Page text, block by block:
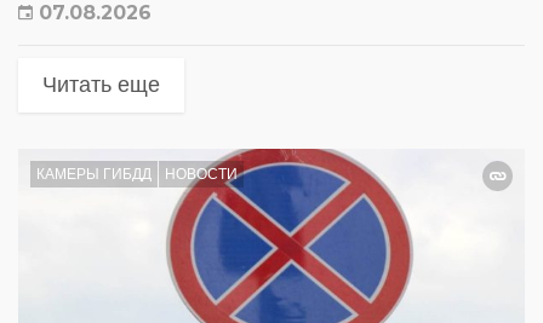
07.08.2026
Читать еще
КАМЕРЫ ГИБДД НОВОСТИ